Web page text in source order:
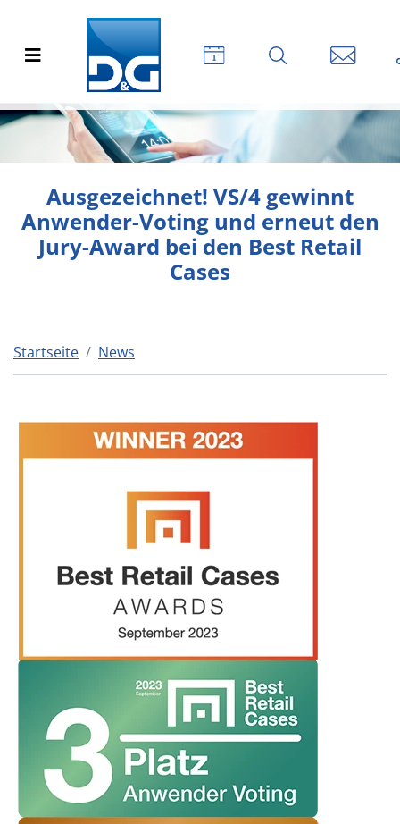
Ausgezeichnet! VS/4 gewinnt
Anwender-Voting und erneut den
Jury-Award bei den Best Retail
Cases
Startseite News